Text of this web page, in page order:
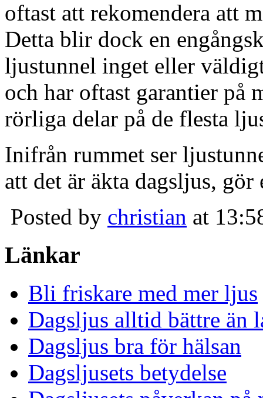
oftast att rekomendera att
Detta blir dock en
ljustunnel inget eller
och har oftast garantier på
rörliga delar på de flesta
Inifrån rummet ser
att det är äkta dagsljus,
Posted by christian at
Länkar
Bli friskare med mer ljus
Dagsljus alltid bättre än
Dagsljus bra för hälsan
Dagsljusets betydelse